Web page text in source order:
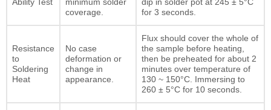
Ability Test
minimum solder
coverage.
dip in solder pot at 245 ± 5°C
for 3 seconds.
Resistance
to
Soldering
Heat
No case
deformation or
change in
appearance.
Flux should cover the whole of
the sample before heating,
then be preheated for about 2
minutes over temperature of
130 ~ 150°C. Immersing to
260 ± 5°C for 10 seconds.